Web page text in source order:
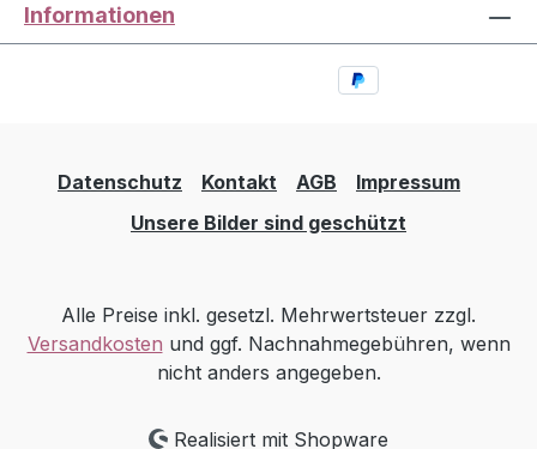
Informationen
Datenschutz Kontakt AGB
Impressum
Unsere Bilder sind geschützt
Alle Preise inkl. gesetzl. Mehrwertsteuer zzgl.
Versandkosten und ggf. Nachnahmegebühren, wenn
nicht anders angegeben.
Realisiert mit Shopware